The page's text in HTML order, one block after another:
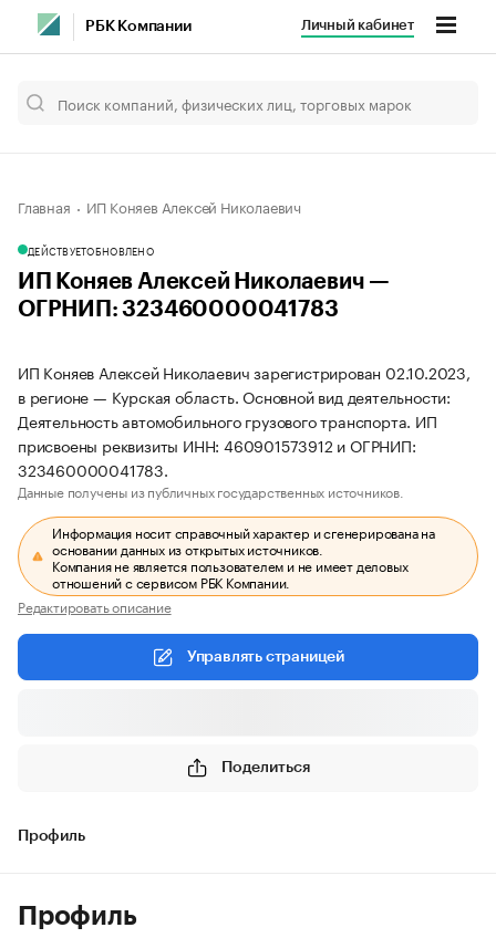
РБК Компании Личный кабинет
Главная ИП Коняев Алексей Николаевич
ДЕЙСТВУЕТОБНОВЛЕНО
ИП Коняев Алексей Николаевич —
ОГРНИП: 323460000041783
ИП Коняев Алексей Николаевич зарегистрирован 02.10.2023,
в регионе — Курская область. Основной вид деятельности:
Деятельность автомобильного грузового транспорта. ИП
присвоены реквизиты ИНН: 460901573912 и ОГРНИП:
323460000041783.
Данные получены из публичных государственных источников.
Информация носит справочный характер и сгенерирована на
основании данных из открытых источников.
Компания не является пользователем и не имеет деловых
отношений с сервисом РБК Компании.
Редактировать описание
Управлять страницей
Поделиться
Профиль
Профиль